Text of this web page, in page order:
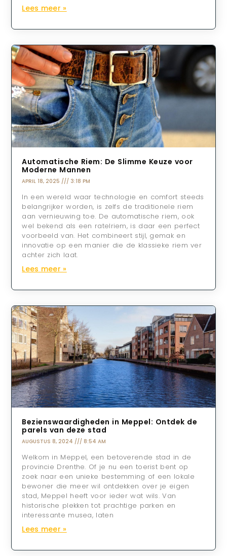
Lees meer »
Automatische Riem: De Slimme Keuze voor
Moderne Mannen
APRIL 18, 2025 3:18 PM
In een wereld waar technologie en comfort steeds
belangrijker worden, is zelfs de traditionele riem
aan vernieuwing toe. De automatische riem, ook
wel bekend als een ratelriem, is daar een perfect
voorbeeld van. Het combineert stijl, gemak en
innovatie op een manier die de klassieke riem ver
achter zich laat.
Lees meer »
Bezienswaardigheden in Meppel: Ontdek de
parels van deze stad
AUGUSTUS 8, 2024 8:54 AM
Welkom in Meppel, een betoverende stad in de
provincie Drenthe. Of je nu een toerist bent op
zoek naar een unieke bestemming of een lokale
bewoner die meer wil ontdekken over je eigen
stad, Meppel heeft voor ieder wat wils. Van
historische plekken tot prachtige parken en
interessante musea, laten
Lees meer »